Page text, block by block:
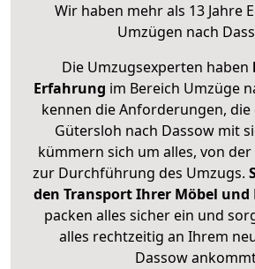
Wir haben mehr als 13 Jahre
Umzügen nach
Die Umzugsexperten haben
Erfahrung im Bereich Umzüge
kennen die Anforderungen, die
Gütersloh nach Dassow mit
kümmern sich um alles, von
zur Durchführung des Umzugs.
den Transport Ihrer Möbel und
packen alles sicher ein und
alles rechtzeitig an Ihrem
Dassow